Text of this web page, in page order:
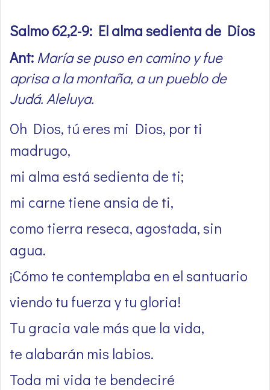
Salmo 62,2-9: El alma sedienta de Dios
Ant: María se puso en camino y fue
aprisa a la montaña, a un pueblo de
Judá. Aleluya.
Oh Dios, tú eres mi Dios, por ti
madrugo,
mi alma está sedienta de ti;
mi carne tiene ansia de ti,
como tierra reseca, agostada, sin
agua.
¡Cómo te contemplaba en el santuario
viendo tu fuerza y tu gloria!
Tu gracia vale más que la vida,
te alabarán mis labios.
Toda mi vida te bendeciré